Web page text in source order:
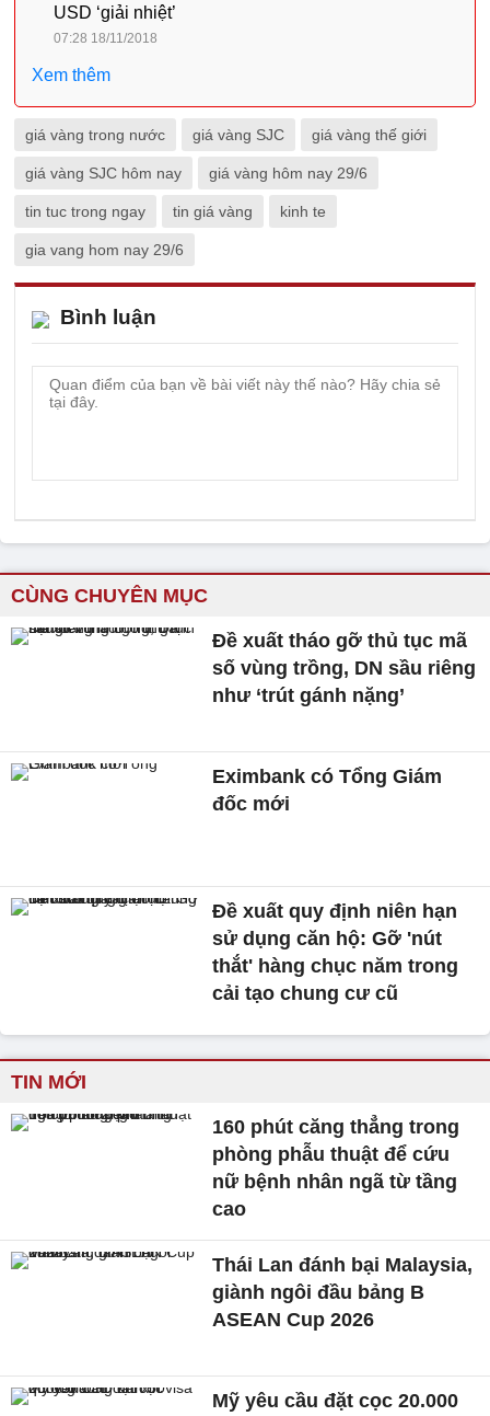
USD ‘giải nhiệt’
07:28 18/11/2018
Xem thêm
giá vàng trong nước giá vàng SJC giá vàng thế giới
giá vàng SJC hôm nay giá vàng hôm nay 29/6
tin tuc trong ngay tin giá vàng kinh te
gia vang hom nay 29/6
Bình luận
CÙNG CHUYÊN MỤC
Đề xuất tháo gỡ thủ tục mã
số vùng trồng, DN sầu riêng
như ‘trút gánh nặng’
Eximbank có Tổng Giám
đốc mới
Đề xuất quy định niên hạn
sử dụng căn hộ: Gỡ 'nút
thắt' hàng chục năm trong
cải tạo chung cư cũ
TIN MỚI
160 phút căng thẳng trong
phòng phẫu thuật để cứu
nữ bệnh nhân ngã từ tầng
cao
Thái Lan đánh bại Malaysia,
giành ngôi đầu bảng B
ASEAN Cup 2026
Mỹ yêu cầu đặt cọc 20.000